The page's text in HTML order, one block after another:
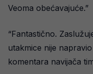
Veoma obećavajuće.”
“Fantastično.
utakmice nije
komentara navijača